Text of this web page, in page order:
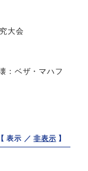
大会
：ベザ・マハフ
【 表示 ／非表示 】